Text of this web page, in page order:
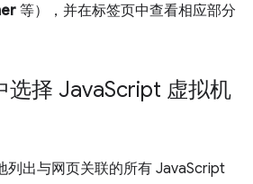
等），并在标签页中查看相应部分
选择 JavaScript 虚拟机
列出与网页关联的所有 JavaScript